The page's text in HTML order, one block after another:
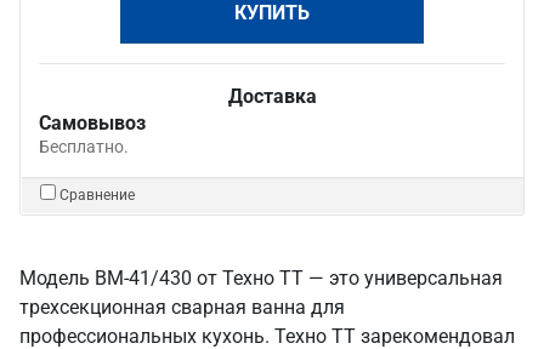
КУПИТЬ
Доставка
Самовывоз
Бесплатно.
Сравнение
Модель ВМ-41/430 от Техно ТТ — это универсальная
трехсекционная сварная ванна для
профессиональных кухонь. Техно ТТ зарекомендовал